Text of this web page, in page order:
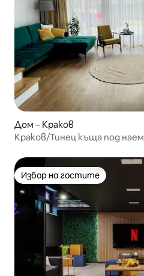
Дом – Краков
Краков/Тинец къща под наем
Избор на гостите
Избор на гостите